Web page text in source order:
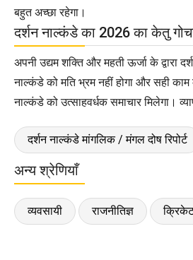
बहुत अच्छा रहेगा।
दर्शन नाल्कंडे का 2026 का केतु
अपनी उद्यम शक्ति और महती ऊर्जा के द्वारा
नाल्कंडे को मति भ्रम नहीं होगा और सही काम
नाल्कंडे को उत्साहवर्धक समाचार मिलेगा।
दर्शन नाल्कंडे मांगलिक / मंगल दोष रिपोर्ट
अन्य श्रेणियाँ
व्यवसायी राजनीतिज्ञ